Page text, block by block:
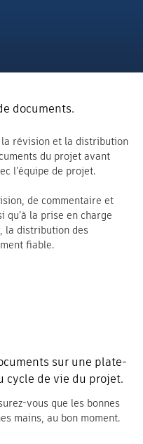
documents.
révision et la distribution
du projet avant
l’équipe de projet.
de commentaire et
qu’à la prise en charge
la distribution des
fiable.
sur une plate-
cycle de vie du projet.
vous que les bonnes
mains, au bon moment.